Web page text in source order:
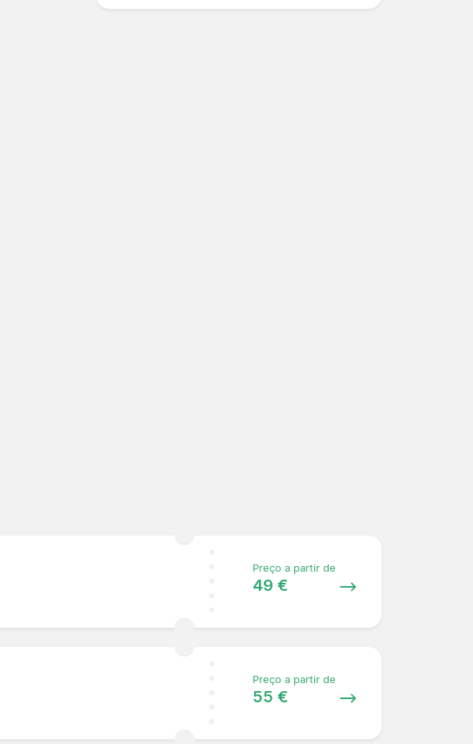
Preço a partir de
49 €
Preço a partir de
55 €